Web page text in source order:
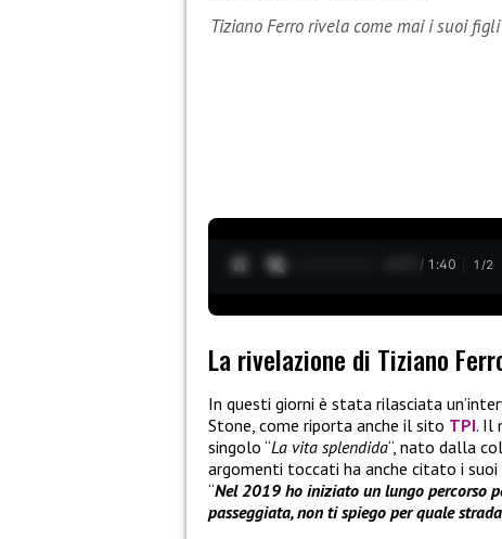
Tiziano Ferro rivela come mai i suoi
0:28 / 1:40 1 /2
La rivelazione di Tiziano
In questi giorni è stata rilasciata
Stone, come riporta anche il sito TPI. Il
singolo “La vita splendida“, nato dalla
argomenti toccati ha anche citato i suoi
“Nel 2019 ho iniziato un lungo percorso
passeggiata, non ti spiego per quale